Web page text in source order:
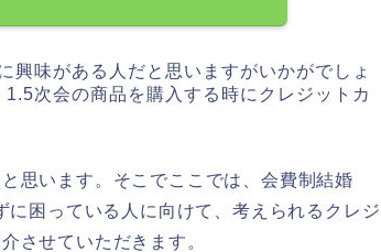
興味がある人だと思いますがいかがでしょ
次会の商品を購入する時にクレジットカ
思います。そこでここでは、会費制結婚
困っている人に向けて、考えられるクレジ
させていただきます。